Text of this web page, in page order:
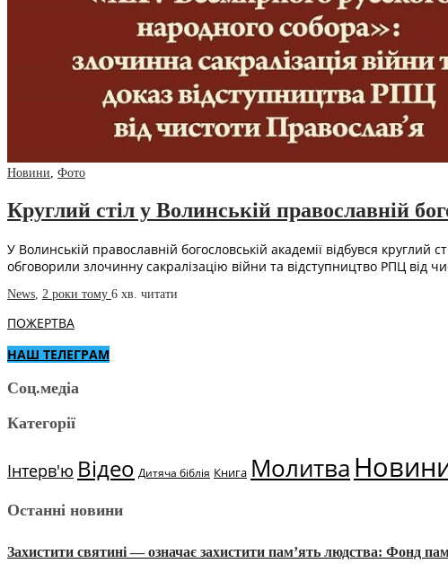
Новини, Фото
Круглий стіл у Волинській православній
У Волинській православній богословській академії відбувся
обговорили злочинну сакралізацію війни та відступництво РПЦ від
News, 2 роки тому 6 хв. читати
ПОЖЕРТВА
НАШ ТЕЛЕГРАМ
Соц.медіа
Категорії
Інтерв'ю Відео Дитяча біблія Книга Молитва
Останні новини
Захистити святині — означає захистити пам’ять людства: Фонд